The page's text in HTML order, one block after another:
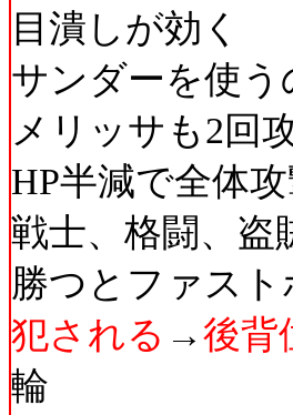
目潰しが効く
サンダーを使
メリッサも2回
HP半減で全体
戦士、格闘、盗
勝つとファス
犯される →後背
輪